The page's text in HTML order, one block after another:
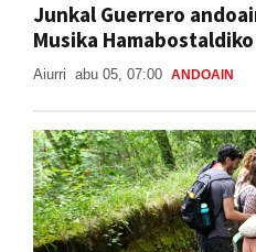
Junkal Guerrero
Musika
Aiurri abu 05, 07:00 ANDOAIN